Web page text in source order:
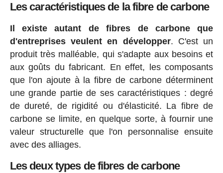
Les caractéristiques de la fibre de carbone
Il existe autant de fibres de carbone que
d'entreprises veulent en développer. C'est un
produit très malléable, qui s'adapte aux besoins et
aux goûts du fabricant. En effet, les composants
que l'on ajoute à la fibre de carbone déterminent
une grande partie de ses caractéristiques : degré
de dureté, de rigidité ou d'élasticité. La fibre de
carbone se limite, en quelque sorte, à fournir une
valeur structurelle que l'on personnalise ensuite
avec des alliages.
Les deux types de fibres de carbone